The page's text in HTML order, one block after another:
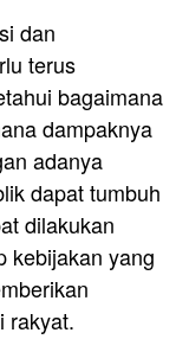
dan
terus
bagaimana
dampaknya
adanya
dapat tumbuh
dilakukan
kebijakan yang
rakyat.